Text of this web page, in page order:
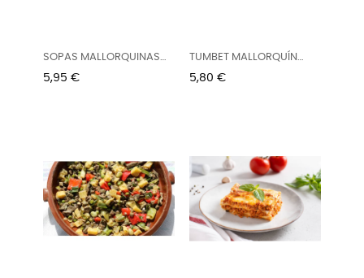
SOPAS MALLORQUINAS
VERA...
Precio
5,95 €
TUMBET MALLORQUÍN
VERA 400G...
Precio
5,80 €